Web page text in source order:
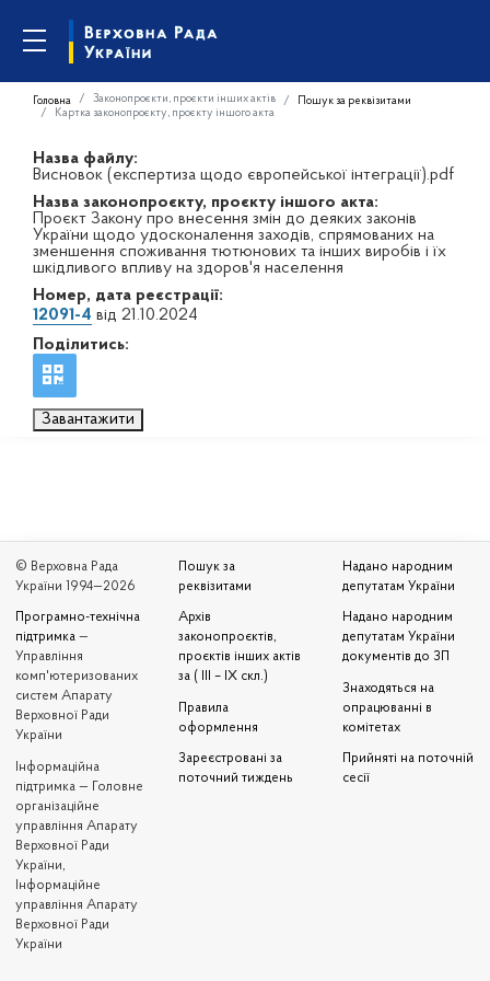
Головна Законопроєкти, проєкти інших актів
Пошук за реквізитами
Картка законопроєкту, проєкту іншого акта
Назва файлу:
Висновок (експертиза щодо європейської інтеграції).pdf
Назва законопроєкту, проєкту іншого акта:
Проєкт Закону про внесення змін до деяких законів
України щодо удосконалення заходів, спрямованих на
зменшення споживання тютюнових та інших виробів і їх
шкідливого впливу на здоров'я населення
Номер, дата реєстрації:
12091-4 від 21.10.2024
Поділитись:
Завантажити
© Верховна Рада
України 1994—2026
Програмно-технічна
підтримка —
Управління
комп'ютеризованих
систем Апарату
Верховної Ради
України
Iнформаційна
підтримка — Головне
організаційне
управління Апарату
Верховної Ради
України,
Інформаційне
управління Апарату
Верховної Ради
України
Пошук за
реквізитами
Архів
законопроєктів,
проєктів інших актів
за ( III – IX скл.)
Правила
оформлення
Зареєстровані за
поточний тиждень
Надано народним
депутатам України
Надано народним
депутатам України
документів до ЗП
Знаходяться на
опрацюванні в
комітетах
Прийняті на поточній
сесії